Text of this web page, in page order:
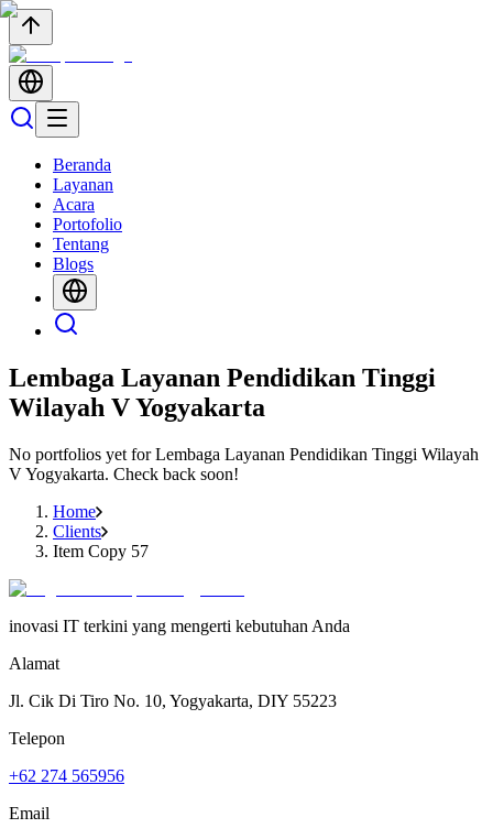
Beranda
Layanan
Acara
Portofolio
Tentang
Blogs
Lembaga Layanan Pendidikan Tinggi
Wilayah V Yogyakarta
No portfolios yet forLembaga Layanan Pendidikan Tinggi Wilayah
V Yogyakarta. Check back soon!
Home
Clients
Item Copy 57
inovasi IT terkini yang mengerti kebutuhan Anda
Alamat
Jl. Cik Di Tiro No. 10, Yogyakarta, DIY 55223
Telepon
+62 274 565956
Email